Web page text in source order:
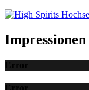
Impressionen
Error